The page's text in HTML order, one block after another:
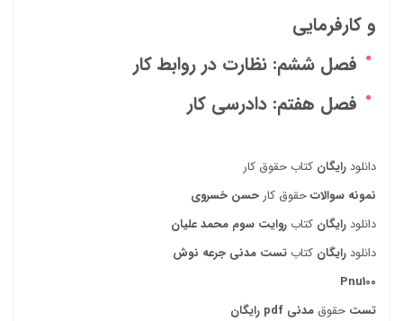
و کارفرمایی
فصل ششم: نظارت در روابط کار
فصل هفتم: دادرسی کار
دانلودرایگان کتاب حقوق کار
نمونه سوالاتحقوق کار حسن خسروی
دانلودرایگان کتاب روایت سوم محمد علیان
دانلودرایگان کتاب تست مدنی جرعه نوش
Pnu100
تست حقوق مدنی pdf رایگان